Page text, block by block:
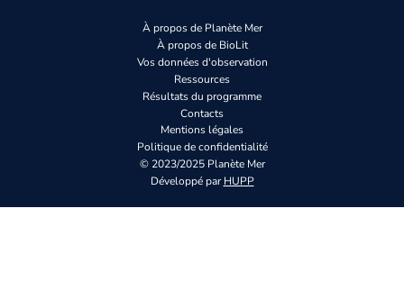
À propos de Planète Mer
À propos de BioLit
Vos données d'observation
Ressources
Résultats du programme
Contacts
Mentions légales
Politique de confidentialité
© 2023/2025 Planète Mer
Développé parHUPP